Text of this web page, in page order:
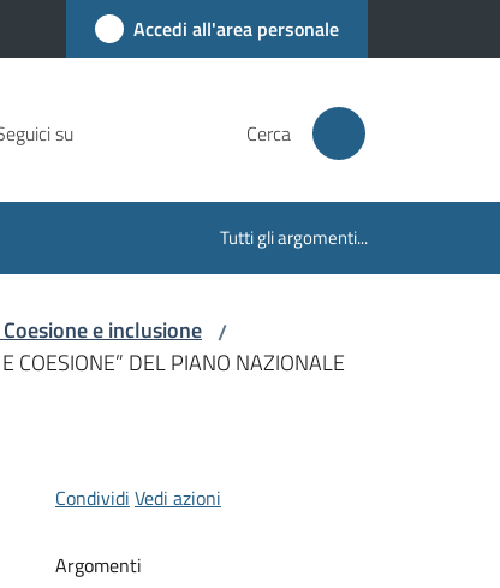
Accedi all'area personale
su Cerca
Tutti gli argomenti...
e inclusione /
COESIONE” DEL PIANO NAZIONALE
Condividi Vedi azioni
Argomenti